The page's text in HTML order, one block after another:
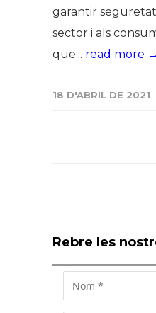
garantir seguretat
sector i als
que... read more →
18 D'ABRIL DE 2021
Rebre les